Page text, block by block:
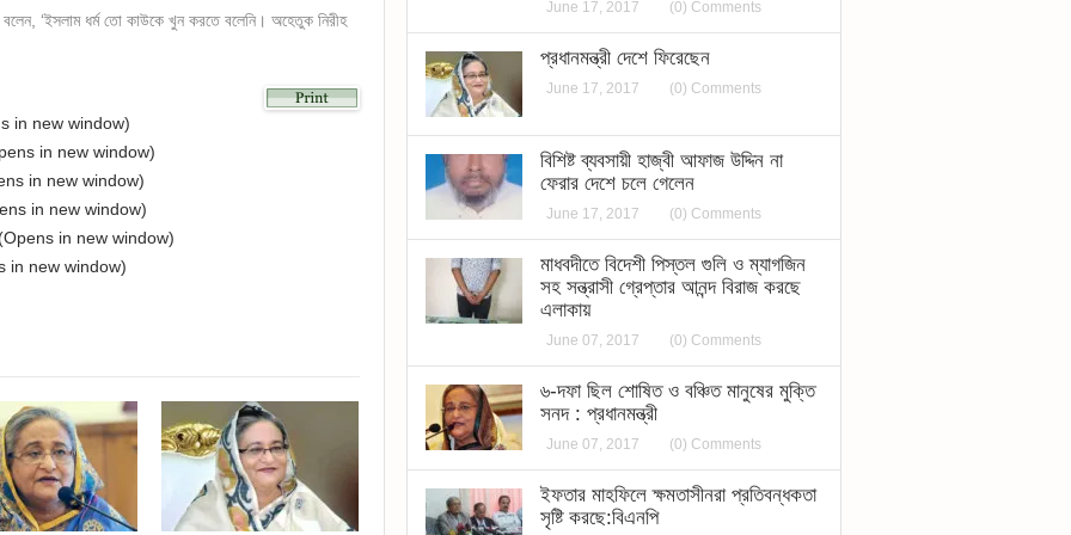
বলেন, ‘ইসলাম ধর্ম তো কাউকে খুন করতে বলেনি। অহেতুক নিরীহ
in new window)
in new window)
in new window)
in new window)
in new window)
in new window)
June 17, 2017 (0) Comments
প্রধানমন্ত্রী দেশে ফিরেছেন
June 17, 2017 (0) Comments
বিশিষ্ট ব্যবসায়ী হাজ্বী আফাজ উদ্দিন না
ফেরার দেশে চলে গেলেন
June 17, 2017 (0) Comments
মাধবদীতে বিদেশী পিস্তল গুলি ও ম্যাগজিন
সহ সন্ত্রাসী গ্রেপ্তার আনন্দ বিরাজ করছে
এলাকায়
June 07, 2017 (0) Comments
৬-দফা ছিল শোষিত ও বঞ্চিত মানুষের মুক্তি
সনদ : প্রধানমন্ত্রী
June 07, 2017 (0) Comments
ইফতার মাহফিলে ক্ষমতাসীনরা প্রতিবন্ধকতা
সৃষ্টি করছে:বিএনপি